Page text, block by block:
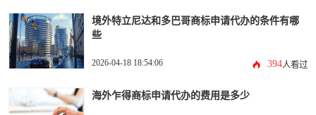
境外特立尼达和多巴哥商标申请代办的条件有哪
些
2026-04-18 18:54:06 394人看过
海外乍得商标申请代办的费用是多少